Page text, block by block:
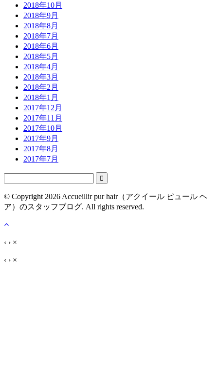
2018年10月
2018年9月
2018年8月
2018年7月
2018年6月
2018年5月
2018年4月
2018年3月
2018年2月
2018年1月
2017年12月
2017年11月
2017年10月
2017年9月
2017年8月
2017年7月

© Copyright 2026 Accueillir pur hair（アクイール ピュール ヘ
ア）のスタッフブログ. All rights reserved.
‹ › ×
‹ › ×